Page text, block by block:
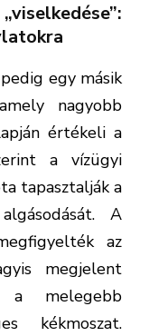
egy másik
nagyobb
értékeli a
a vízügyi
tapasztalják a
A
az
megjelent
a melegebb
kékmoszat.